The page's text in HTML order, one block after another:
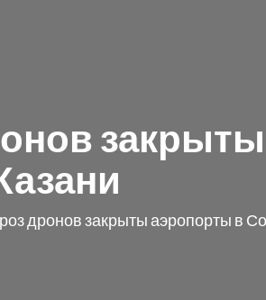
дронов закрыты аэропорты в